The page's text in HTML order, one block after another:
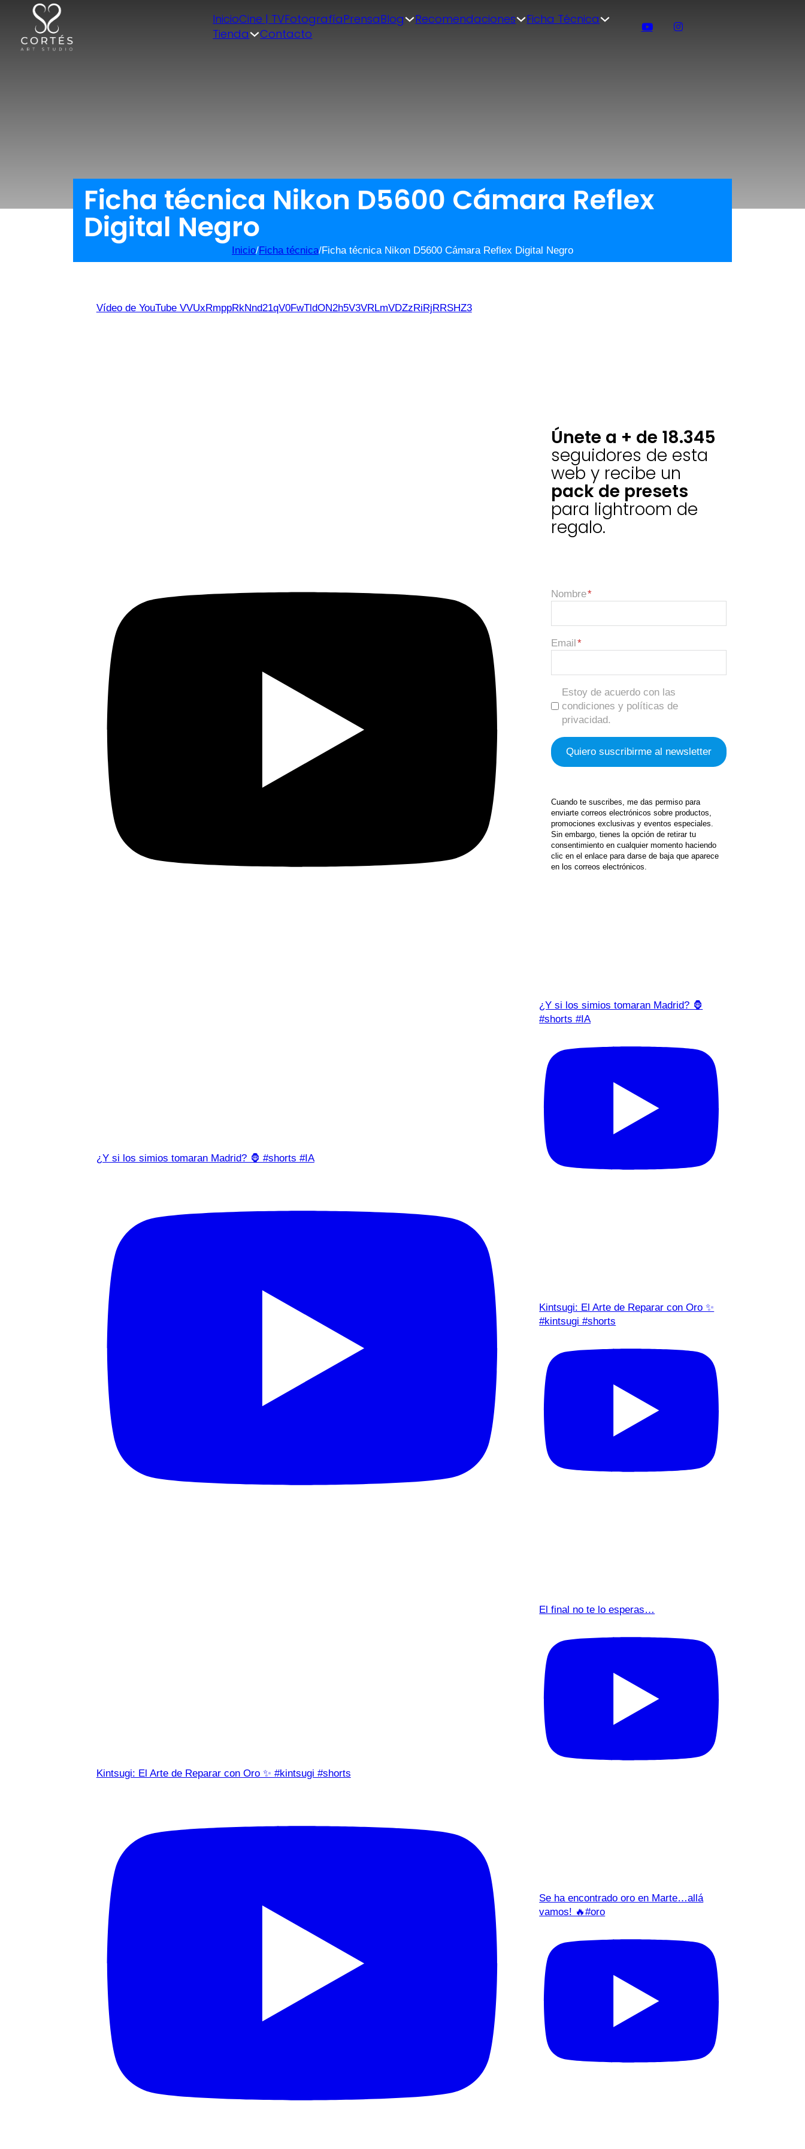
InicioCine | TVFotografíaPrensaBlog Recomendaciones
Ficha Técnica
Tienda
Contacto
Ficha técnica Nikon D5600 Cámara Reflex
Digital Negro
Inicio/Ficha técnica/Ficha técnica Nikon D5600 Cámara Reflex Digital Negro
Vídeo de YouTube VVUxRmppRkNnd21qV0FwTldON2h5V3VRLmVDZzRiRjRRSHZ3
¿Y si los simios tomaran Madrid? 🦍 #shorts #IA
Kintsugi: El Arte de Reparar con Oro ✨ #kintsugi #shorts
Únete a + de 18.345
seguidores de esta
web y recibe un
pack de presets
para lightroom de
regalo.
Nombre
Email
Estoy de acuerdo con las
condiciones y políticas de
privacidad.
Cuando te suscribes, me das permiso para
enviarte correos electrónicos sobre productos,
promociones exclusivas y eventos especiales.
Sin embargo, tienes la opción de retirar tu
consentimiento en cualquier momento haciendo
clic en el enlace para darse de baja que aparece
en los correos electrónicos.
¿Y si los simios tomaran Madrid? 🦍
#shorts #IA
Kintsugi: El Arte de Reparar con Oro ✨
#kintsugi #shorts
El final no te lo esperas…
Se ha encontrado oro en Marte…allá
vamos! 🔥#oro